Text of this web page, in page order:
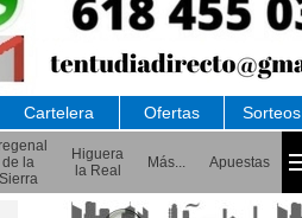
Cartelera Ofertas Sorteos
de la
Sierra
Higuera
la Real
Más... Apuestas